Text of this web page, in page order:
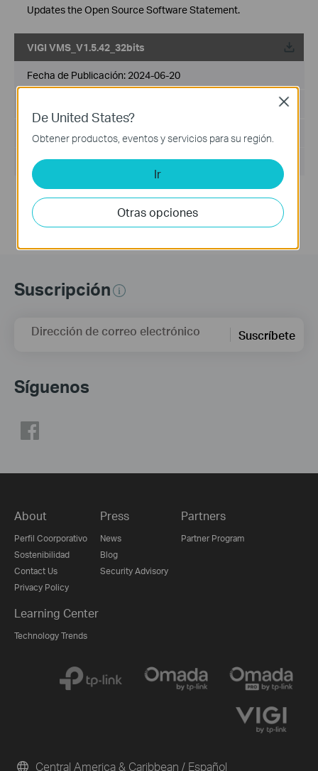
Updates the Open Source Software Statement.
VIGI VMS_V1.5.42_32bits
Fecha de Publicación: 2024-06-20
Tamaño de Archivo: 502.89 MB
Sistema Operativo: Windows 7/10/11/Server 2008 32bits
Updates the Open Source Software Statement.
Suscripción
Dirección de correo electrónico Suscríbete
Síguenos
About
Perfil Coorporativo
Sostenibilidad
Contact Us
Privacy Policy
Press
News
Blog
Security Advisory
Partners
Partner Program
Learning Center
Technology Trends
Central America & Caribbean / Español
De United States?
Obtener productos, eventos y servicios para su región.
Ir
Otras opciones
Close